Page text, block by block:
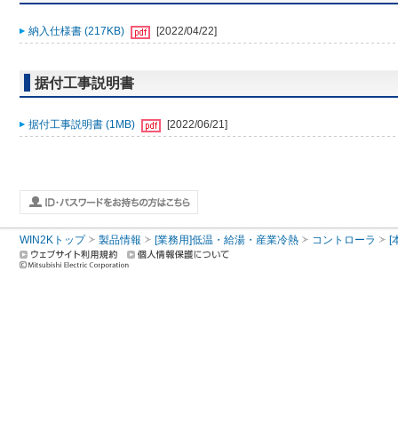
納入仕様書 (217KB) [2022/04/22]
据付工事説明書
据付工事説明書 (1MB) [2022/06/21]
WIN2Kトップ 製品情報 [業務用]低温・給湯・産業冷熱 コントローラ [